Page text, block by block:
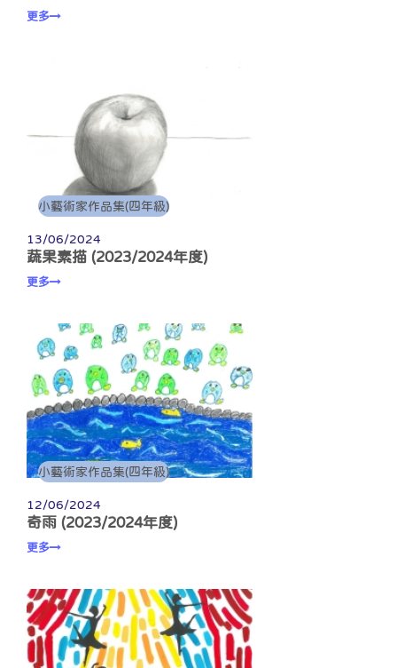
更多
小藝術家作品集(四年級)
13/06/2024
蔬果素描 (2023/2024年度)
更多
小藝術家作品集(四年級)
12/06/2024
奇雨 (2023/2024年度)
更多